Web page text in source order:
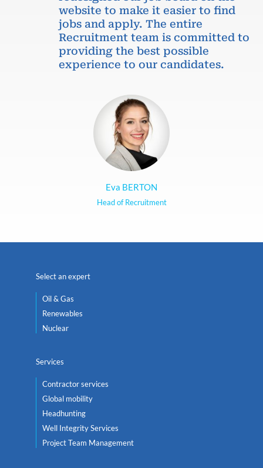
Eva BERTON
Head of Recruitment
website to make it easier to find
jobs and apply. The entire
Recruitment team is committed to
providing the best possible
experience to our candidates.
Select an expert
Oil & Gas
Renewables
Nuclear
Services
Contractor services
Global mobility
Headhunting
Well Integrity Services
Project Team Management